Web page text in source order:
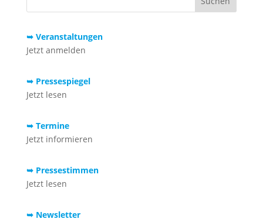
➥ Veranstaltungen
Jetzt anmelden
➥ Pressespiegel
Jetzt lesen
➥ Termine
Jetzt informieren
➥ Pressestimmen
Jetzt lesen
➥ Newsletter